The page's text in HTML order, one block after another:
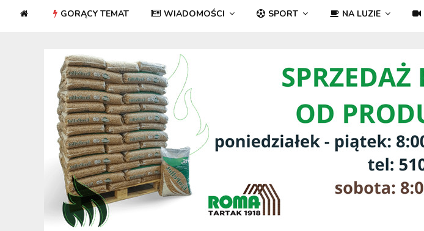
GORĄCY TEMAT WIADOMOŚCI SPORT NA LUZIE